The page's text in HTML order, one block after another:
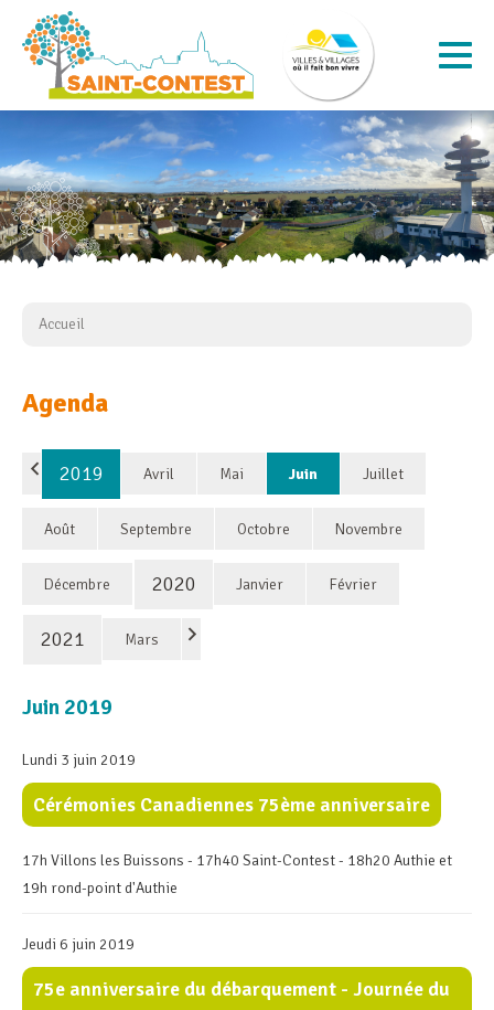
Accueil
Agenda
2019 Avril Mai Juin Juillet
Août Septembre Octobre Novembre
Décembre 2020 Janvier Février
2021 Mars
Juin 2019
Lundi 3 juin 2019
Cérémonies Canadiennes 75ème anniversaire
17h Villons les Buissons - 17h40 Saint-Contest - 18h20 Authie et
19h rond-point d'Authie
Jeudi 6 juin 2019
75e anniversaire du débarquement - Journée du